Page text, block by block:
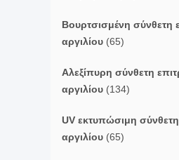
Βουρτσισμένη σύνθετη
αργιλίου (65)
Αλεξίπυρη σύνθετη
αργιλίου (134)
UV εκτυπώσιμη
αργιλίου (65)